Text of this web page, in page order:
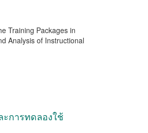
Training Packages in
Analysis of Instructional
การทดลองใช้